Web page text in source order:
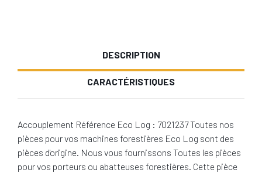
DESCRIPTION
CARACTÉRISTIQUES
Accouplement Référence Eco Log : 7021237 Toutes nos
pièces pour vos machines forestières Eco Log sont des
pièces d'origine. Nous vous fournissons Toutes les pièces
pour vos porteurs ou abatteuses forestières. Cette pièce